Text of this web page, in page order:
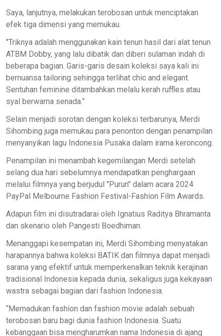
Saya, lanjutnya, melakukan terobosan untuk menciptakan
efek tiga dimensi yang memukau.
"Triknya adalah menggunakan kain tenun hasil dari alat tenun
ATBM Dobby, yang lalu dibatik dan diberi sulaman indah di
beberapa bagian. Garis-garis desain koleksi saya kali ini
bernuansa tailoring sehingga terlihat chic and elegant.
Sentuhan feminine ditambahkan melalu kerah ruffles atau
syal berwarna senada.”
Selain menjadi sorotan dengan koleksi terbarunya, Merdi
Sihombing juga memukau para penonton dengan penampilan
menyanyikan lagu Indonesia Pusaka dalam irama keroncong.
Penampilan ini menambah kegemilangan Merdi setelah
selang dua hari sebelumnya mendapatkan penghargaan
melalui filmnya yang berjudul "Purun" dalam acara 2024
PayPal Melbourne Fashion Festival-Fashion Film Awards.
Adapun film ini disutradarai oleh Ignatius Raditya Bhramanta
dan skenario oleh Pangesti Boedhiman.
Menanggapi kesempatan ini, Merdi Sihombing menyatakan
harapannya bahwa koleksi BATIK dan filmnya dapat menjadi
sarana yang efektif untuk memperkenalkan teknik kerajinan
tradisional Indonesia kepada dunia, sekaligus juga kekayaan
wastra sebagai bagian dari fashion Indonesia.
“Memadukan fashion dan fashion movie adalah sebuah
terobosan baru bagi dunia fashion Indonesia. Suatu
kebanggaan bisa mengharumkan nama Indonesia di ajang